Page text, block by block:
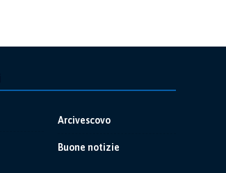
Arcivescovo
Buone notizie